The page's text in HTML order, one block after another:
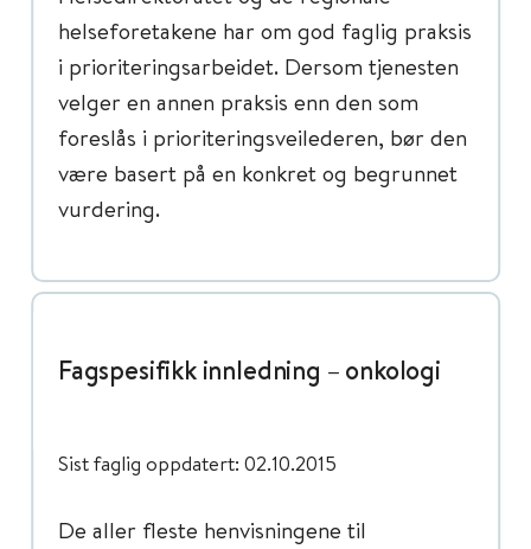
helseforetakene har om god faglig praksis
i prioriteringsarbeidet. Dersom tjenesten
velger en annen praksis enn den som
foreslås i prioriteringsveilederen, bør den
være basert på en konkret og begrunnet
vurdering.
Fagspesifikk innledning – onkologi
Sist faglig oppdatert: 02.10.2015
De aller fleste henvisningene til